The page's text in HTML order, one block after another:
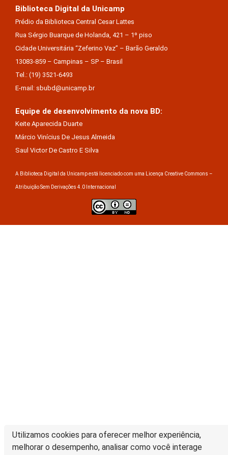
Utilizamos cookies para oferecer melhor experiência,
melhorar o desempenho, analisar como você interage
Biblioteca Digital da Unicamp
Prédio da Biblioteca Central Cesar Lattes
Rua Sérgio Buarque de Holanda, 421 – 1º piso
Cidade Universitária “Zeferino Vaz” – Barão Geraldo
13083-859 – Campinas – SP – Brasil
Tel.: (19) 3521-6493
E-mail: sbubd@unicamp.br
Equipe de desenvolvimento da nova BD:
Keite Aparecida Duarte
Márcio Vinícius De Jesus Almeida
Saul Victor De Castro E Silva
A Biblioteca Digital da Unicamp está licenciado com uma Licença Creative Commons –
Atribuição Sem Derivações 4.0 Internacional